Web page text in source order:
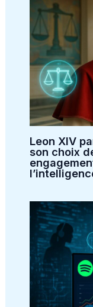
Leon XIV
son choix